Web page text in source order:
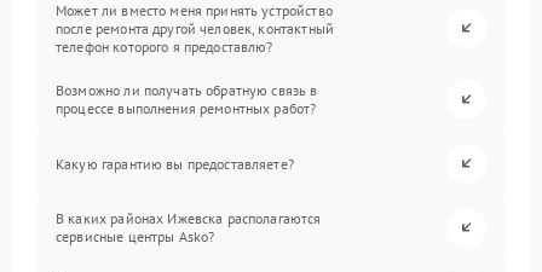
Может ли вместо меня принять устройство
после ремонта другой человек, контактный
телефон которого я предоставлю?
Возможно ли получать обратную связь в
процессе выполнения ремонтных работ?
Какую гарантию вы предоставляете?
В каких районах Ижевска располагаются
сервисные центры Asko?